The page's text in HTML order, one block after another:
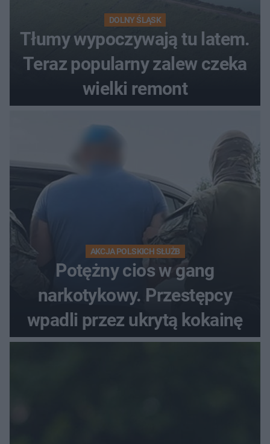
DOLNY ŚLĄSK
Tłumy wypoczywają tu latem.
Teraz popularny zalew czeka
wielki remont
AKCJA POLSKICH SŁUŻB
Potężny cios w gang
narkotykowy. Przestępcy
wpadli przez ukrytą kokainę